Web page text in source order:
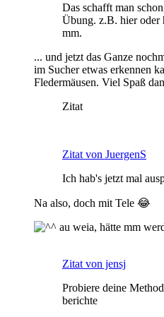
Das schafft man
Übung. z.B. hier oder
mm.
... und jetzt das Ganze
im Sucher etwas erkennen
Fledermäusen. Viel Spaß
Zitat
Zitat von JuergenS
Ich hab's jetzt mal
Na also, doch mit Tele 😂
au weia, hätte mm
Zitat von jensj
Probiere deine
berichte